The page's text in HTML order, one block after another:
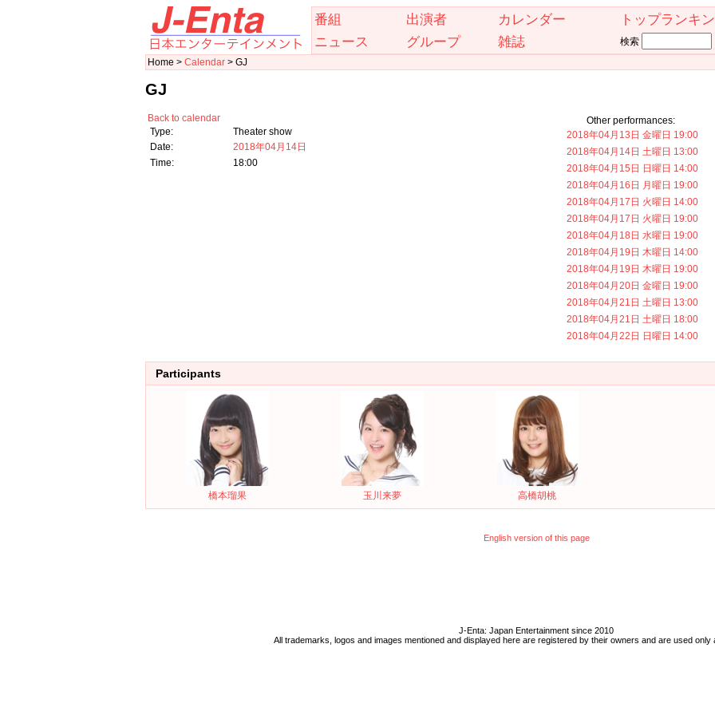
番組 出演者 カレンダー
トップランキ
ニュース
グループ 雑誌
検索
Home > Calendar > GJ
GJ
Back to calendar
Type:
Theater show
Date:
2018年04月14日
Time:
18:00
Other performances:
2018年04月13日 金曜日 19:00
2018年04月14日 土曜日 13:00
2018年04月15日 日曜日 14:00
2018年04月16日 月曜日 19:00
2018年04月17日 火曜日 14:00
2018年04月17日 火曜日 19:00
2018年04月18日 水曜日 19:00
2018年04月19日 木曜日 14:00
2018年04月19日 木曜日 19:00
2018年04月20日 金曜日 19:00
2018年04月21日 土曜日 13:00
2018年04月21日 土曜日 18:00
2018年04月22日 日曜日 14:00
Participants
橋本瑠果 玉川来夢 高橋胡桃
English version of this page
J-Enta: Japan Entertainment since 2010
All trademarks, logos and images mentioned and displayed here are registered by their owners and are used only